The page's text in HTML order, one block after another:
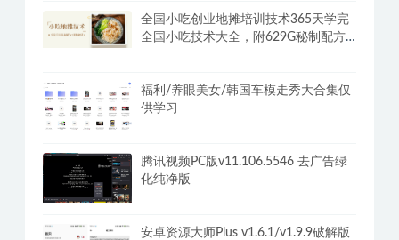
全国小吃创业地摊培训技术365天学完
全国小吃技术大全，附629G秘制配方
福利/养眼美女/韩国车模走秀大合集仅
供学习
腾讯视频PC版v11.106.5546 去广告绿
化纯净版
安卓资源大师Plus v1.6.1/v1.9.9破解版